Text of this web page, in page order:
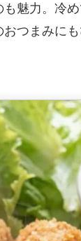
魅力。冷
つまみに